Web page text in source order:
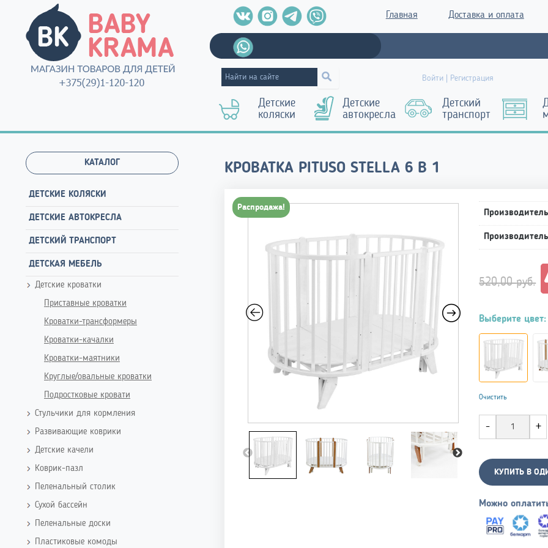
Главная Доставка и оплата
Войти | Регистрация
Детские
коляски
Детские
автокресла
Детский
транспорт
КАТАЛОГ
ДЕТСКИЕ КОЛЯСКИ
ДЕТСКИЕ АВТОКРЕСЛА
ДЕТСКИЙ ТРАНСПОРТ
ДЕТСКАЯ МЕБЕЛЬ
Детские кроватки
Приставные кроватки
Кроватки-трансформеры
Кроватки-качалки
Кроватки-маятники
Круглые/овальные кроватки
Подростковые кровати
Стульчики для кормления
Развивающие коврики
Детские качели
Коврик-пазл
Пеленальный столик
Сухой бассейн
Пеленальные доски
Пластиковые комоды
КРОВАТКА PITUSO STELLA 6 В 1
Распродажа!
Производитель
Производитель
520,00руб.
Выберите цвет:
Очистить
КУПИТЬ В
Можно